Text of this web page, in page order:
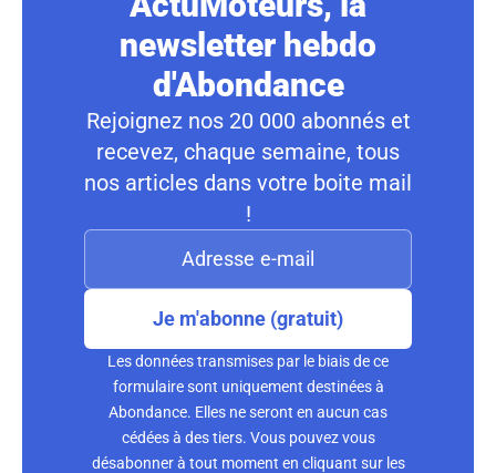
newsletter hebdo
d'Abondance
Rejoignez nos 20 000 abonnés et
recevez, chaque semaine, tous
nos articles dans votre boite mail
!
Je m'abonne (gratuit)
Les données transmises par le biais de ce
formulaire sont uniquement destinées à
Abondance. Elles ne seront en aucun cas
cédées à des tiers. Vous pouvez vous
désabonner à tout moment en cliquant sur les